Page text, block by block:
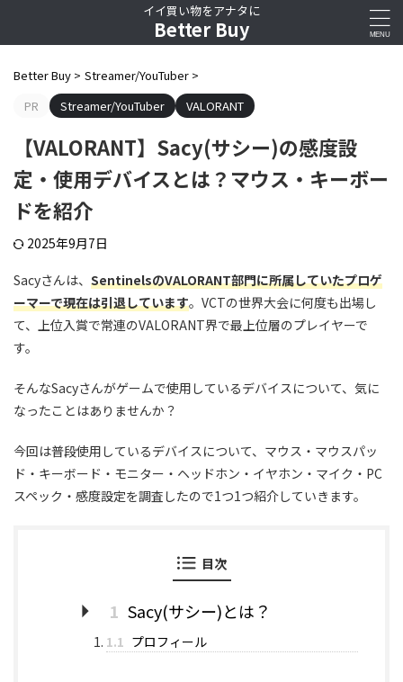
イイ買い物をアナタに
Better Buy
Better Buy > Streamer/YouTuber >
PR
Streamer/YouTuber VALORANT
【VALORANT】Sacy(サシー)の感度設
定・使用デバイスとは？マウス・キーボー
ドを紹介
2025年9月7日
Sacyさんは、 SentinelsのVALORANT部門に所属していたプロゲ
ーマーで現在は引退しています。VCTの世界大会に何度も出場し
て、上位入賞で常連のVALORANT界で最上位層のプレイヤーで
す。
そんなSacyさんがゲームで使用しているデバイスについて、気に
なったことはありませんか？
今回は普段使用しているデバイスについて、マウス・マウスパッ
ド・キーボード・モニター・ヘッドホン・イヤホン・マイク・PC
スペック・感度設定を調査したので1つ1つ紹介していきます。
目次
1 Sacy(サシー)とは？
1.1 プロフィール